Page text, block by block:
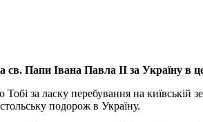
св. Папи Івана Павла ІІ за Україну в
за ласку перебування на київській
подорож в Україну.